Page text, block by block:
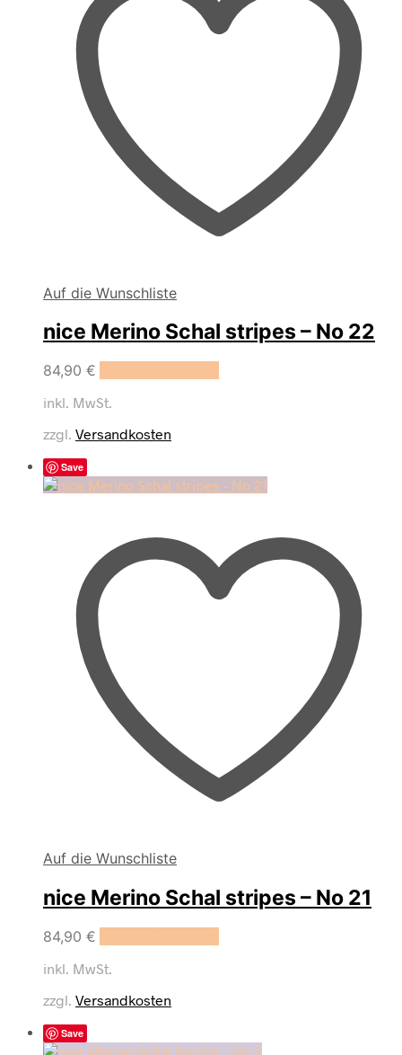
Auf die Wunschliste
nice Merino Schal stripes – No 22
84,90 €
inkl. MwSt.
zzgl. Versandkosten
Save
Auf die Wunschliste
nice Merino Schal stripes – No 21
84,90 €
inkl. MwSt.
zzgl. Versandkosten
Save